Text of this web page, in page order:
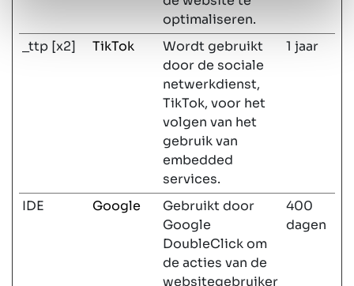
optimaliseren.
_ttp [x2] TikTok
Wordt gebruikt
door de sociale
netwerkdienst,
TikTok, voor het
volgen van het
gebruik van
embedded
services.
1 jaar
IDE Google
Gebruikt door
Google
DoubleClick om
de acties van de
websitegebruiker
400
dagen